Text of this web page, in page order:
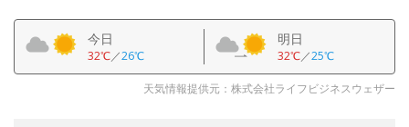
今日
32℃／26℃
明日
32℃／25℃
天気情報提供元：株式会社ライフビジネスウェザー